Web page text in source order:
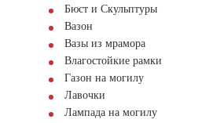
Бюст и Скульптуры
Вазон
Вазы из мрамора
Влагостойкие рамки
Газон на могилу
Лавочки
Лампада на могилу